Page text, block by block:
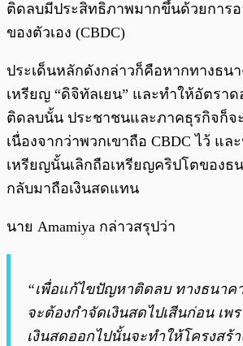
ติดลบมีประสิทธิภาพมากขึ้นด้วยการ
ของตัวเอง (CBDC)
ประเด็นหลักดังกล่าวก็คือหากทางธน
เหรียญ “ดิจิทัลเยน” และทำให้อัตราด
ติดลบนั้น ประชาชนและภาคธุรกิจก็จ
เนื่องจากว่าพวกเขาถือ CBDC ไว้ แ
เหรียญนั้นเลิกถือเหรียญคริปโตของธ
กลับมาถือเงินสดแทน
นาย Amamiya กล่าวสรุปว่า
“เพื่อแก้ไขปัญหาติดลบ ทางธนาค
จะต้องกำจัดเงินสดไปเสีนก่อน เพร
เงินสดออกไปนั้นจะทำให้โครงสร้